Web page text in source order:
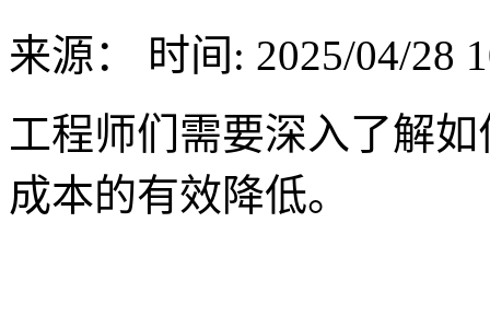
来源：
时间: 2025/04/28
工程师们需要深入了解
成本的有效降低。